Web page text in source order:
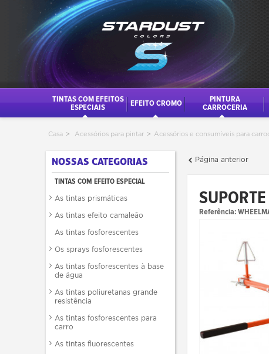
TINTAS COM EFEITOS
ESPECIAIS
EFEITO CROMO
PINTURA
CARROCERIA
Casa > Acessórios para pintar > Acessórios e consumíveis para
NOSSAS CATEGORIAS
TINTAS COM EFEITO ESPECIAL
As tintas prismáticas
As tintas efeito camaleão
As tintas fosforescentes
Os sprays fosforescentes
As tintas fosforescentes à base
de água
As tintas poliuretanas grande
resistência
As tintas fosforescentes para
carro
As tintas fluorescentes
Página anterior
Referência: